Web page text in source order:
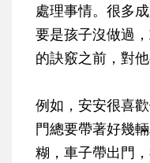
處理事情。很多
要是孩子沒做過
的訣竅之前，對他
例如，安安很喜
門總要帶著好幾
糊，車子帶出門